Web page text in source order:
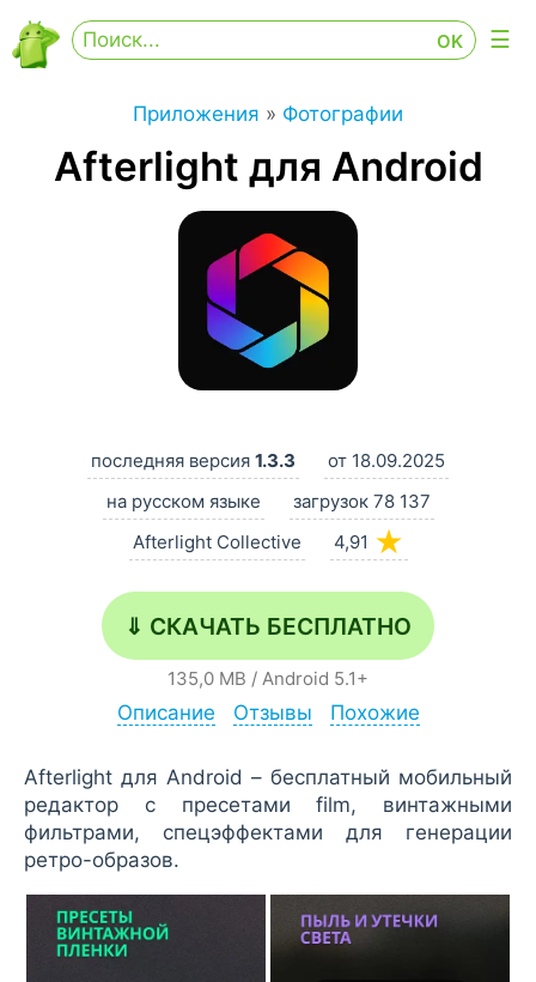
Приложения » Фотографии
Afterlight для Android
последняя версия 1.3.3
от 18.09.2025
на русском языке
загрузок 78 137
Afterlight Collective
4,91 ★
⇓ СКАЧАТЬ БЕСПЛАТНО
135,0 MB / Android 5.1+
Описание Отзывы Похожие
Afterlight для Android – бесплатный мобильный
редактор с пресетами film, винтажными
фильтрами, спецэффектами для генерации
ретро-образов.